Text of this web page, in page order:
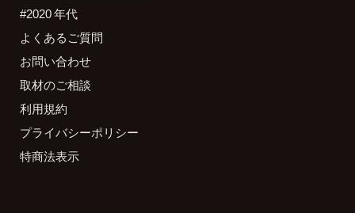
#2020 年代
よくあるご質問
お問い合わせ
取材のご相談
利用規約
プライバシーポリシー
特商法表示